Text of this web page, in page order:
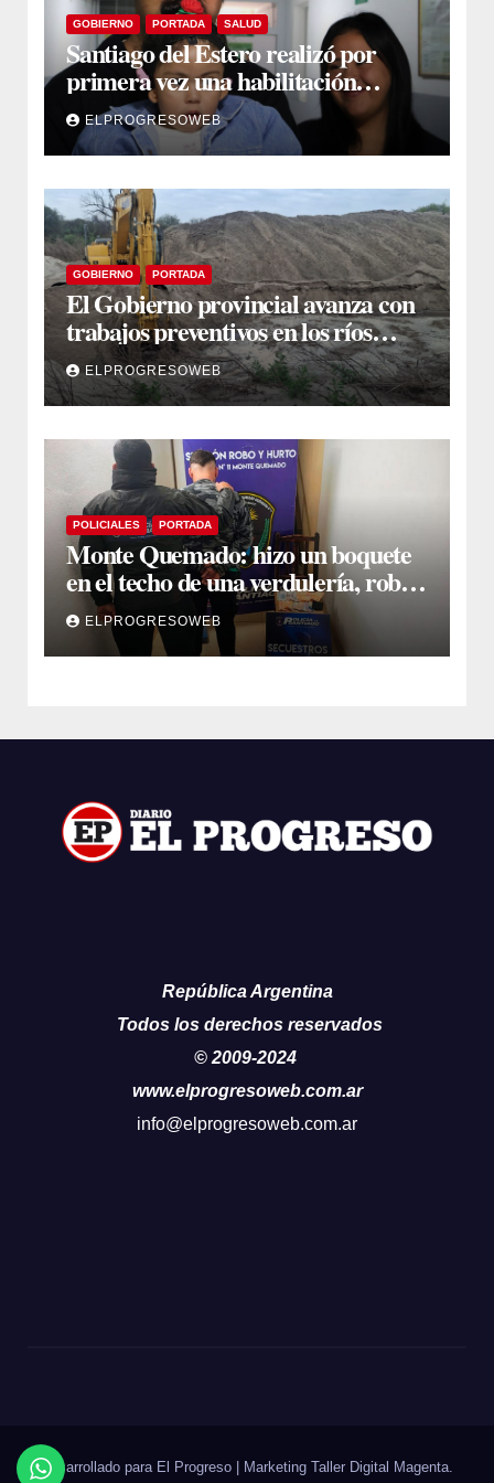
GOBIERNO PORTADA SALUD
Santiago del Estero realizó por
primera vez una habilitación
auditiva con vincha de conducción
óseaELPROGRESOWEB
GOBIERNO PORTADA
El Gobierno provincial avanza con
trabajos preventivos en los ríos
Dulce y Salado y en los Bajos
Submeridionales
ELPROGRESOWEB
POLICIALES PORTADA
Monte Quemado: hizo un boquete
en el techo de una verdulería, robó
$800.000 y cayó tras ser filmado
ELPROGRESOWEB
República Argentina
Todos los derechos reservados
© 2009-2024
www.elprogresoweb.com.ar
info@elprogresoweb.com.ar
Desarrollado para El Progreso | Marketing Taller Digital Magenta